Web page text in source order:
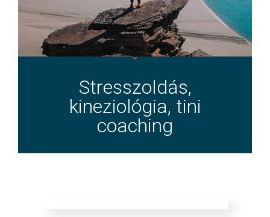
Stresszoldás,
kineziológia, tini
coaching